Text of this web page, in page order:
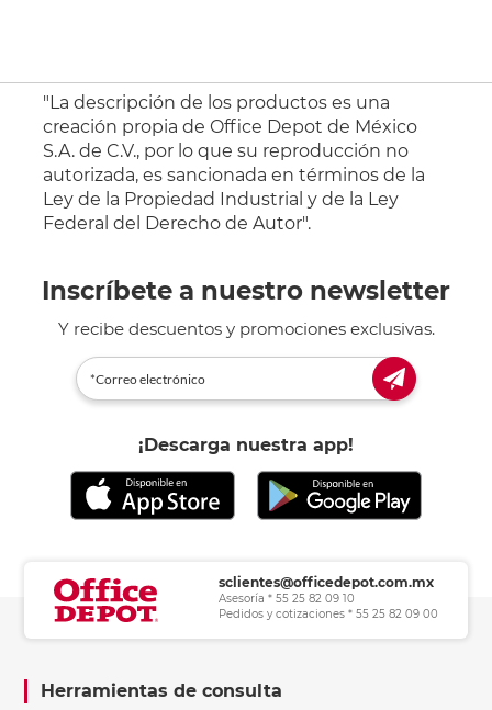
"La descripción de los productos es una
creación propia de Office Depot de México
S.A. de C.V., por lo que su reproducción no
autorizada, es sancionada en términos de la
Ley de la Propiedad Industrial y de la Ley
Federal del Derecho de Autor".
Inscríbete a nuestro newsletter
Y recibe descuentos y promociones exclusivas.
¡Descarga nuestra app!
sclientes@officedepot.com.mx
Asesoría * 55 25 82 09 10
Pedidos y cotizaciones * 55 25 82 09 00
Herramientas de consulta